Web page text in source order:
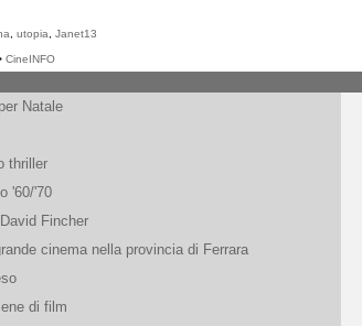
utopia Janet13
CineINFO
Natale
thriller
'60/'70
Fincher
cinema nella provincia di Ferrara
di film